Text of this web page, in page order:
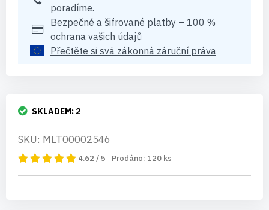
poradíme.
Bezpečné a šifrované platby – 100 %
ochrana vašich údajů
Přečtěte si svá zákonná záruční práva
SKLADEM: 2
SKU: MLT00002546
4.62 / 5 Prodáno: 120 ks